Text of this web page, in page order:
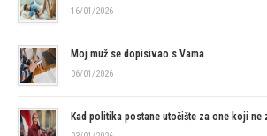
16/01/2026
Moj muž se dopisivao s Vama
06/01/2026
Kad politika postane utočište za one koji ne